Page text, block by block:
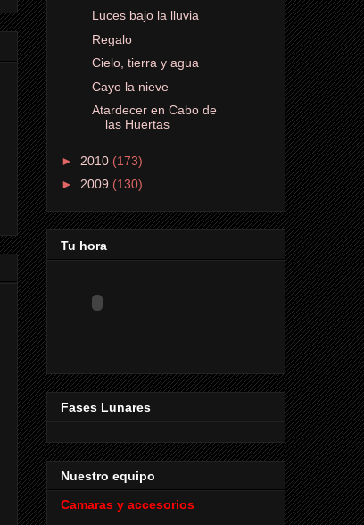
Luces bajo la lluvia
Regalo
Cielo, tierra y agua
Cayo la nieve
Atardecer en Cabo de
las Huertas
► 2010 (173)
► 2009 (130)
Tu hora
Fases Lunares
Nuestro equipo
Camaras y accesorios